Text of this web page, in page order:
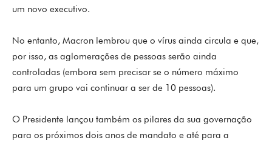
um novo executivo.
No entanto, Macron lembrou que o vírus ainda circula e que,
por isso, as aglomerações de pessoas serão ainda
controladas (embora sem precisar se o número máximo
para um grupo vai continuar a ser de 10 pessoas).
O Presidente lançou também os pilares da sua governação
para os próximos dois anos de mandato e até para a